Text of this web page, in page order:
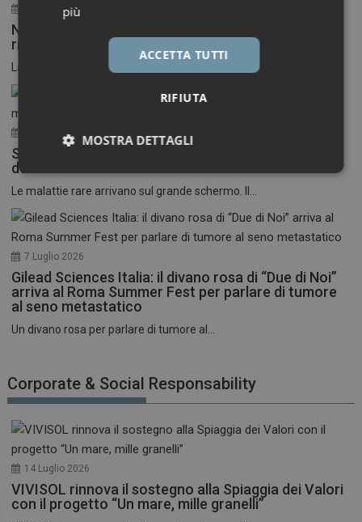
30 Luglio 2026
Neuroinfiammazione, fino a 50 mila euro per
ricercatori under 40
La Fondazione Francesco della Valle ETS apre le...
17 Luglio 2026
Stati Uniti: nasce il primo festival del cinema
dedicato alle malattie rare
Le malattie rare arrivano sul grande schermo. Il...
7 Luglio 2026
Gilead Sciences Italia: il divano rosa di “Due di Noi”
arriva al Roma Summer Fest per parlare di tumore
al seno metastatico
Un divano rosa per parlare di tumore al...
Corporate & Social Responsability
14 Luglio 2026
VIVISOL rinnova il sostegno alla Spiaggia dei Valori
con il progetto “Un mare, mille granelli”
più
ACCETTA TUTTI
RIFIUTA
MOSTRA DETTAGLI
Necessari Marketing
Necessari Marketing
sito web abilitandone funzionalità di base quali la
NOME
FORNITORE / DOMINIO
.dailyhealthindustry.it
mese